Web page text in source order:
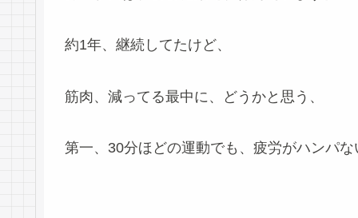
約1年、継続してたけど、
筋肉、減ってる最中に、どうかと思う、
第一、30分ほどの運動でも、疲労がハンパな